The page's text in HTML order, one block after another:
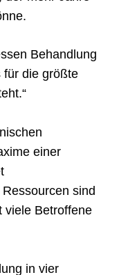
Behandlung
für die größte
einer
sind
viele Betroffene
in vier